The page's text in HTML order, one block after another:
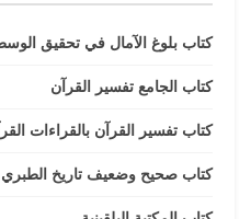
كتاب بلوغ الآمال في تحقيق
كتاب الجامع تفسير القرآن
كتاب تفسير القرآن بالقراءات
كتاب صحيح وضعيف تاريخ الطبري